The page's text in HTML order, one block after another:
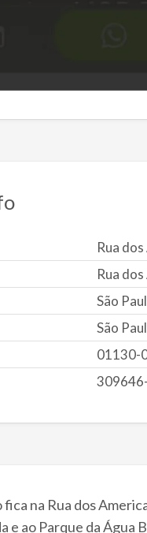
Rua
Rua
São
São
01130-
na Rua dos
e ao Parque da